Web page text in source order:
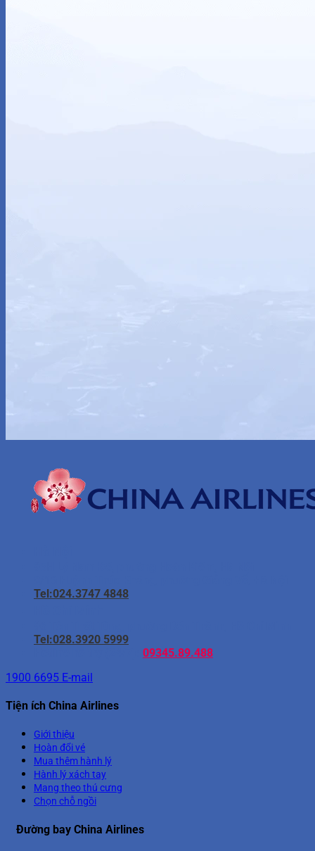
Tel:024.3747 4848
Tel:028.3920 5999
09345.89.488
1900 6695 E-mail
Tiện ích China Airlines
Giới thiệu
Hoàn đổi vé
Mua thêm hành lý
Hành lý xách tay
Mang theo thú cưng
Chọn chỗ ngồi
Đường bay China Airlines